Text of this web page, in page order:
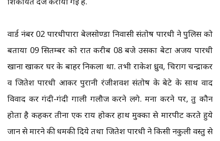
वार्ड नंबर 02 पारधीपारा बेलसोण्डा निवासी संतोष पारधी ने पुलिस को
बताया 09 सितम्बर को रात करीब 08 बजे उसका बेटा अजय पारधी
खाना खाकर घर के बाहर निकला था. तभी राकेश ध्रुव, चिराग चन्द्राकर
व जितेश पारधी आकर पुरानी रंजीशवश संतोष के बेटे के साथ वाद
विवाद कर गंदी-गंदी गाली गलौज करने लगे. मना करने पर, तु कौन
होता है कहकर तीनों एक राय होकर हाथ मुक्का से मारपीट करते हुये
जान से मारने की धमकी दिये तथा जितेश पारधी ने किसी नकुली वस्तु से